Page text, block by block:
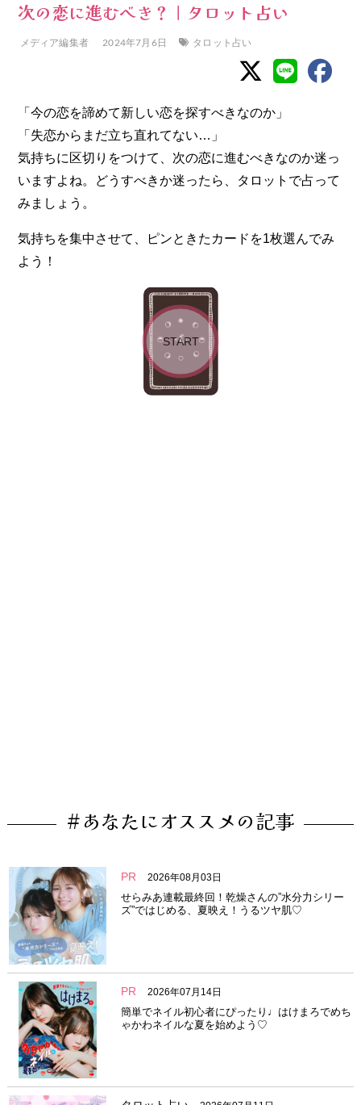
次の恋に進むべき？｜タロット占い
メディア編集者 2024年7月6日 タロット占い
「今の恋を諦めて新しい恋を探すべきなのか」
「失恋からまだ立ち直れてない…」
気持ちに区切りをつけて、次の恋に進むべきなのか迷っ
いますよね。どうすべきか迷ったら、タロットで占って
みましょう。
気持ちを集中させて、ピンときたカードを1枚選んでみ
よう！
START
#あなたにオススメの記事
PR 2026年08月03日
せらみあ連載最終回！乾燥さんの”水分力シリー
ズ”ではじめる、夏映え！うるツヤ肌♡
PR 2026年07月14日
簡単でネイル初心者にぴったり♩はけまろでめち
ゃかわネイルな夏を始めよう♡